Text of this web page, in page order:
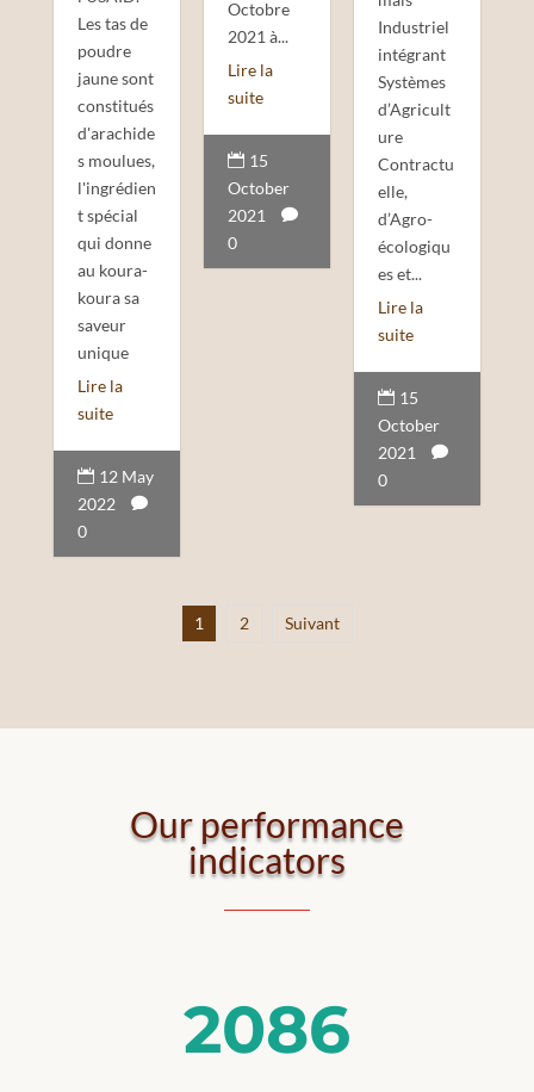
Les tas de
poudre
jaune sont
constitués
d'arachide
s moulues,
l'ingrédien
t spécial
qui donne
au koura-
koura sa
saveur
unique
Lire la
suite
 12 May
2022

0
Octobre
2021 à...
Lire la
suite
 15
October
2021

0
Industriel
intégrant
Systèmes
d’Agricult
ure
Contractu
elle,
d’Agro-
écologiqu
es et...
Lire la
suite
 15
October
2021

0
1 2 Suivant
Our performance
indicators
2086